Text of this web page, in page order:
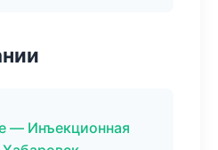
— Инъекционная